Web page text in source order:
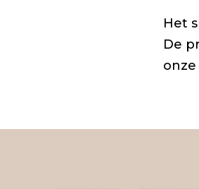
Het
De